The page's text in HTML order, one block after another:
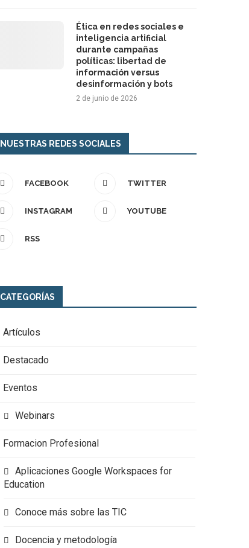
Ética en redes sociales e
inteligencia artificial
durante campañas
políticas: libertad de
información versus
desinformación y bots
2 de junio de 2026
NUESTRAS REDES SOCIALES
FACEBOOK TWITTER
INSTAGRAM YOUTUBE
RSS
CATEGORÍAS
Artículos
Destacado
Eventos
Webinars
Formacion Profesional
Aplicaciones Google Workspaces for
Education
Conoce más sobre las TIC
Docencia y metodología